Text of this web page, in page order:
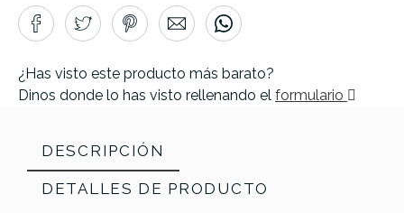
¿Has visto este producto más barato?
Dinos donde lo has visto rellenando el formulario
DESCRIPCIÓN
DETALLES DE PRODUCTO